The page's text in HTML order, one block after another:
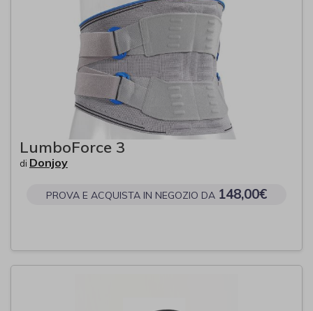
LumboForce 3
di Donjoy
PROVA E ACQUISTA IN NEGOZIO DA 148,00€